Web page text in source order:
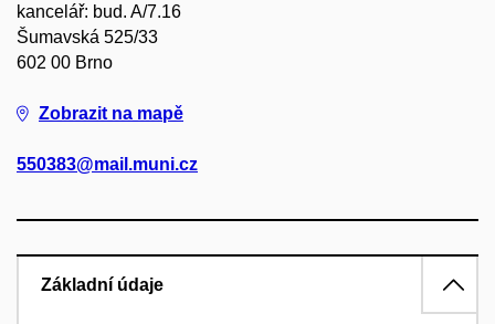
kancelář: bud. A/7.16
Šumavská 525/33
602 00 Brno
Zobrazit na mapě
550383@mail.muni.cz
Základní údaje